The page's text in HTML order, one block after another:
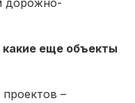
дорожно-
еще объекты
–